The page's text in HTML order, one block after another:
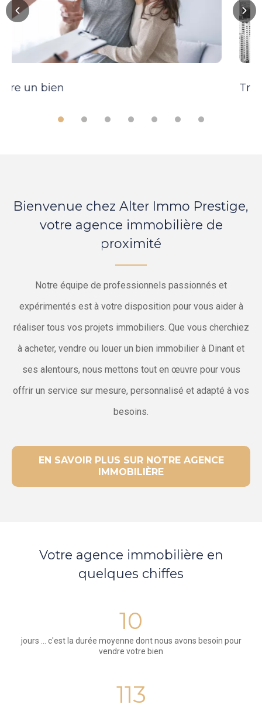
Trouver un bien
Bienvenue chez Alter Immo Prestige,
votre agence immobilière de
proximité
Notre équipe de professionnels passionnés et
expérimentés est à votre disposition pour vous aider à
réaliser tous vos projets immobiliers. Que vous cherchiez
à acheter, vendre ou louer un bien immobilier à Dinant et
ses alentours, nous mettons tout en œuvre pour vous
offrir un service sur mesure, personnalisé et adapté à vos
besoins.
EN SAVOIR PLUS SUR NOTRE AGENCE
IMMOBILIÈRE
Votre agence immobilière en
quelques chiffes
10
jours ... c'est la durée moyenne dont nous avons besoin pour
vendre votre bien
113